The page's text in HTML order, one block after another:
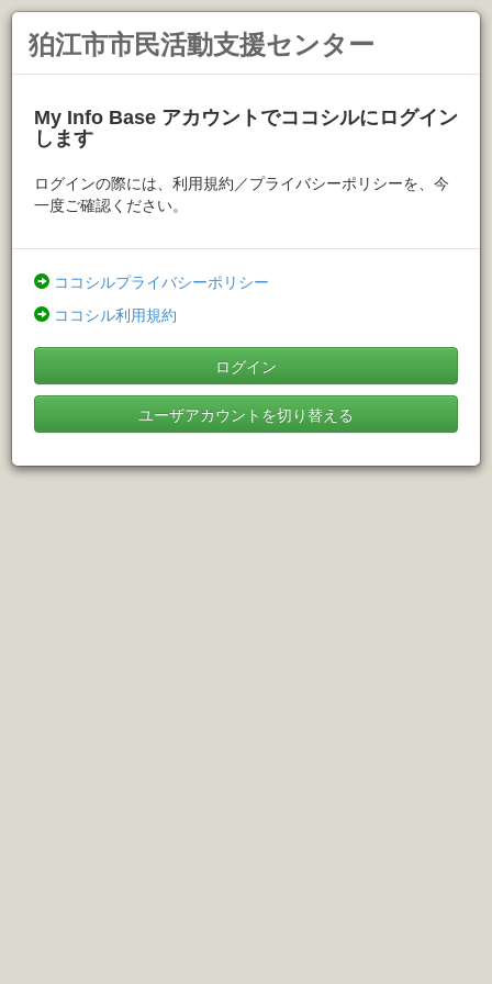
狛江市市民活動支援センター
My Info Base アカウントでココシルにログイン
します
ログインの際には、利用規約／プライバシーポリシーを、今
一度ご確認ください。
ココシルプライバシーポリシー
ココシル利用規約
ログイン
ユーザアカウントを切り替える